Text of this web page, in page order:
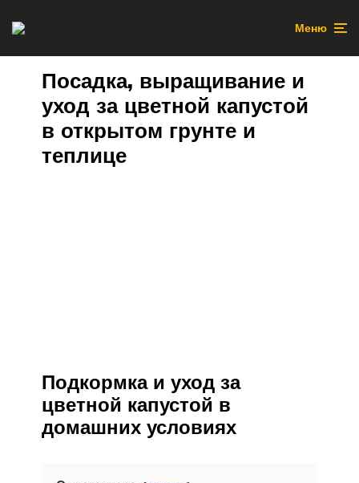
Меню
Посадка, выращивание и
уход за цветной капустой
в открытом грунте и
теплице
Подкормка и уход за
цветной капустой в
домашних условиях